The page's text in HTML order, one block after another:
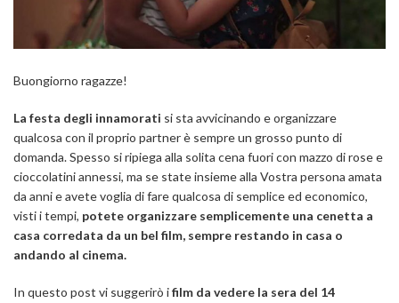
Buongiorno ragazze!
La festa degli innamorati si sta avvicinando e organizzare
qualcosa con il proprio partner è sempre un grosso punto di
domanda. Spesso si ripiega alla solita cena fuori con mazzo di rose e
cioccolatini annessi, ma se state insieme alla Vostra persona amata
da anni e avete voglia di fare qualcosa di semplice ed economico,
visti i tempi, potete organizzare semplicemente una cenetta a
casa corredata da un bel film, sempre restando in casa o
andando al cinema.
In questo post vi suggerirò ifilm da vedere la sera del 14